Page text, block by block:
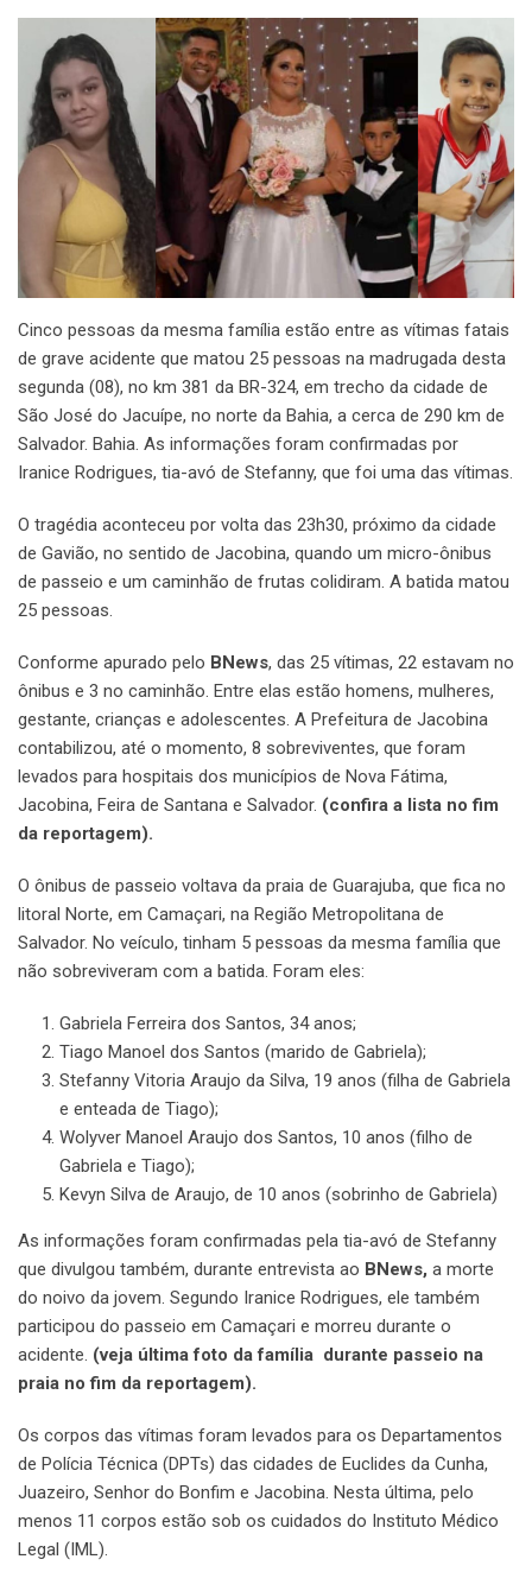
Cinco pessoas da mesma família estão entre as vítimas fatais
de grave acidente que matou 25 pessoas na madrugada desta
segunda (08), no km 381 da BR-324, em trecho da cidade de
São José do Jacuípe, no norte da Bahia, a cerca de 290 km de
Salvador. Bahia. As informações foram confirmadas por
Iranice Rodrigues, tia-avó de Stefanny, que foi uma das vítimas.
O tragédia aconteceu por volta das 23h30, próximo da cidade
de Gavião, no sentido de Jacobina, quando um micro-ônibus
de passeio e um caminhão de frutas colidiram. A batida matou
25 pessoas.
Conforme apurado pelo BNews, das 25 vítimas, 22 estavam no
ônibus e 3 no caminhão. Entre elas estão homens, mulheres,
gestante, crianças e adolescentes. A Prefeitura de Jacobina
contabilizou, até o momento, 8 sobreviventes, que foram
levados para hospitais dos municípios de Nova Fátima,
Jacobina, Feira de Santana e Salvador. (confira a lista no fim
da reportagem).
O ônibus de passeio voltava da praia de Guarajuba, que fica no
litoral Norte, em Camaçari, na Região Metropolitana de
Salvador. No veículo, tinham 5 pessoas da mesma família que
não sobreviveram com a batida. Foram eles:
Gabriela Ferreira dos Santos, 34 anos;
Tiago Manoel dos Santos (marido de Gabriela);
Stefanny Vitoria Araujo da Silva, 19 anos (filha de Gabriela
e enteada de Tiago);
Wolyver Manoel Araujo dos Santos, 10 anos (filho de
Gabriela e Tiago);
Kevyn Silva de Araujo, de 10 anos (sobrinho de Gabriela)
As informações foram confirmadas pela tia-avó de Stefanny
que divulgou também, durante entrevista ao BNews, a morte
do noivo da jovem. Segundo Iranice Rodrigues, ele também
participou do passeio em Camaçari e morreu durante o
acidente. (veja última foto da família durante passeio na
praia no fim da reportagem).
Os corpos das vítimas foram levados para os Departamentos
de Polícia Técnica (DPTs) das cidades de Euclides da Cunha,
Juazeiro, Senhor do Bonfim e Jacobina. Nesta última, pelo
menos 11 corpos estão sob os cuidados do Instituto Médico
Legal (IML).